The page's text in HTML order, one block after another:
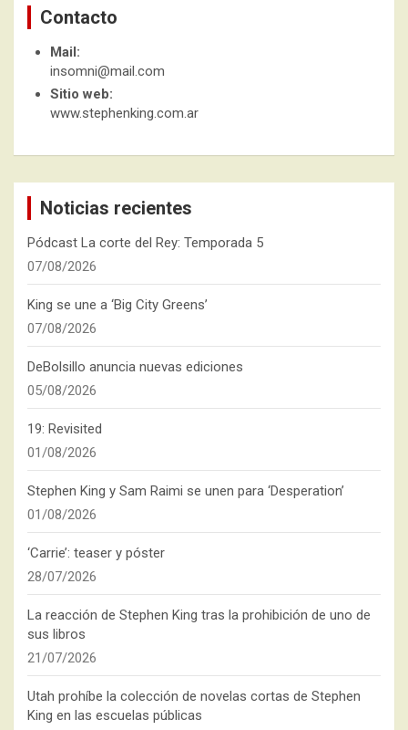
Contacto
Mail:
insomni@mail.com
Sitio web:
www.stephenking.com.ar
Noticias recientes
Pódcast La corte del Rey: Temporada 5
07/08/2026
King se une a ‘Big City Greens’
07/08/2026
DeBolsillo anuncia nuevas ediciones
05/08/2026
19: Revisited
01/08/2026
Stephen King y Sam Raimi se unen para ‘Desperation’
01/08/2026
‘Carrie’: teaser y póster
28/07/2026
La reacción de Stephen King tras la prohibición de uno de
sus libros
21/07/2026
Utah prohíbe la colección de novelas cortas de Stephen
King en las escuelas públicas